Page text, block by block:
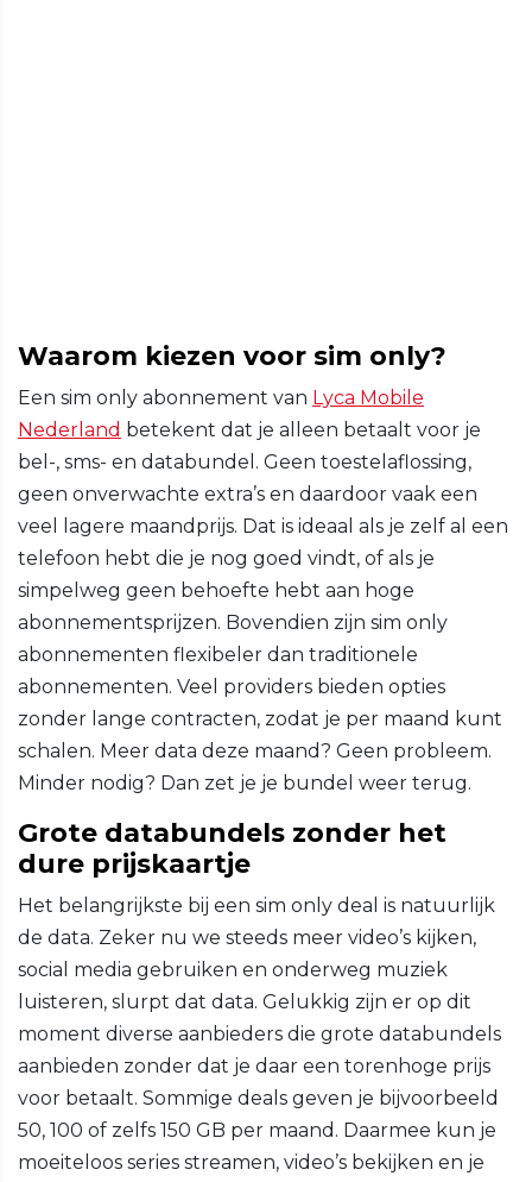
Waarom kiezen voor sim only?
Een sim only abonnement van Lyca Mobile
Nederland betekent dat je alleen betaalt voor je
bel-, sms- en databundel. Geen toestelaflossing,
geen onverwachte extra’s en daardoor vaak een
veel lagere maandprijs. Dat is ideaal als je zelf al een
telefoon hebt die je nog goed vindt, of als je
simpelweg geen behoefte hebt aan hoge
abonnementsprijzen. Bovendien zijn sim only
abonnementen flexibeler dan traditionele
abonnementen. Veel providers bieden opties
zonder lange contracten, zodat je per maand kunt
schalen. Meer data deze maand? Geen probleem.
Minder nodig? Dan zet je je bundel weer terug.
Grote databundels zonder het
dure prijskaartje
Het belangrijkste bij een sim only deal is natuurlijk
de data. Zeker nu we steeds meer video’s kijken,
social media gebruiken en onderweg muziek
luisteren, slurpt dat data. Gelukkig zijn er op dit
moment diverse aanbieders die grote databundels
aanbieden zonder dat je daar een torenhoge prijs
voor betaalt. Sommige deals geven je bijvoorbeeld
50, 100 of zelfs 150 GB per maand. Daarmee kun je
moeiteloos series streamen, video’s bekijken en je